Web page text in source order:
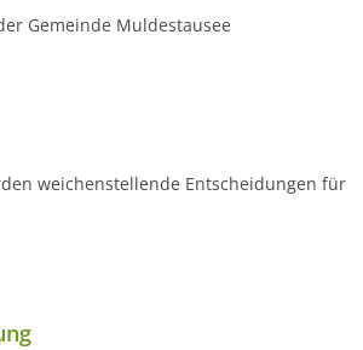
Gemeinde Muldestausee
weichenstellende Entscheidungen für